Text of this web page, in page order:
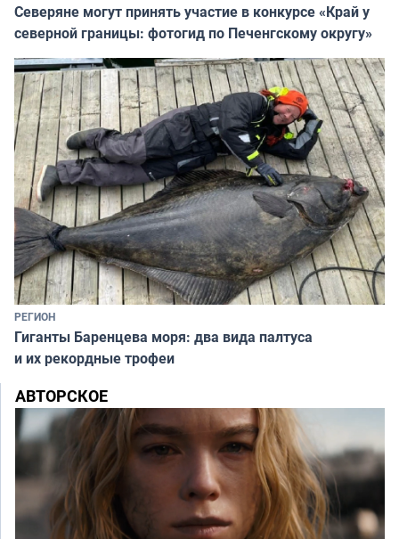
Северяне могут принять участие в конкурсе «Край у
северной границы: фотогид по Печенгскому округу»
РЕГИОН
Гиганты Баренцева моря: два вида палтуса
и их рекордные трофеи
АВТОРСКОЕ